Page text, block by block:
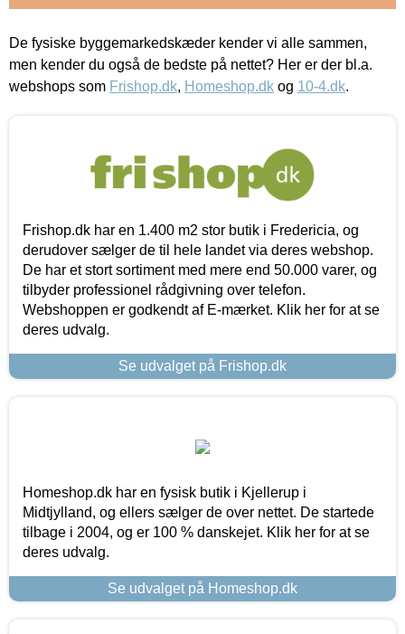
De fysiske byggemarkedskæder kender vi alle sammen,
men kender du også de bedste på nettet? Her er der bl.a.
webshops som Frishop.dk, Homeshop.dk og 10-4.dk.
Frishop.dk har en 1.400 m2 stor butik i Fredericia, og
derudover sælger de til hele landet via deres webshop.
De har et stort sortiment med mere end 50.000 varer, og
tilbyder professionel rådgivning over telefon.
Webshoppen er godkendt af E-mærket. Klik her for at se
deres udvalg.
Se udvalget på Frishop.dk
Homeshop.dk har en fysisk butik i Kjellerup i
Midtjylland, og ellers sælger de over nettet. De startede
tilbage i 2004, og er 100 % danskejet. Klik her for at se
deres udvalg.
Se udvalget på Homeshop.dk